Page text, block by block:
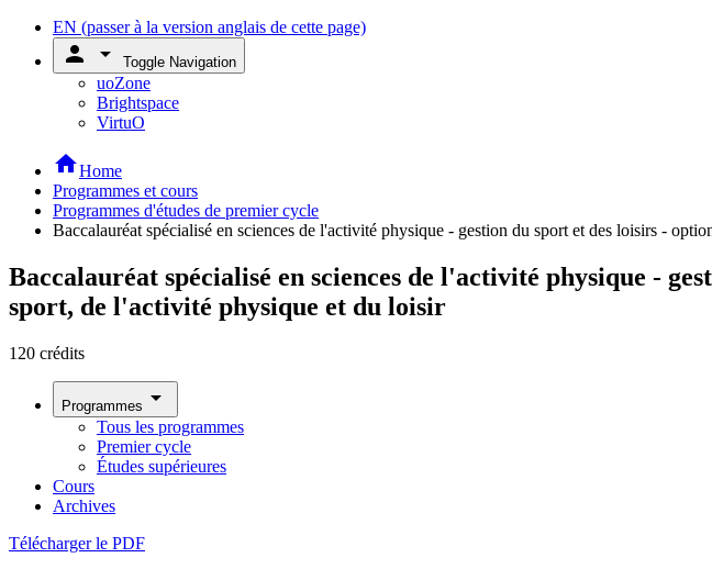
EN (passer à la version anglais de cette page)
person arrow_drop_down Toggle Navigation
uoZone
Brightspace
VirtuO
homeHome
Programmes et cours
Programmes d'études de premier cycle
Baccalauréat spécialisé en sciences de l'activité physique - gestion du sport et des loisirs -
Baccalauréat spécialisé en sciences de l'activité physique -
sport, de l'activité physique et du loisir
120 crédits
Programmes arrow_drop_down
Tous les programmes
Premier cycle
Études supérieures
Cours
Archives
Télécharger le PDF